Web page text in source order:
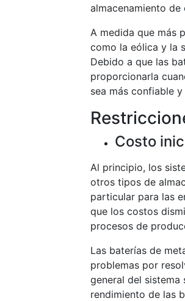
almacenamiento de
A medida que más
como la eólica y la
Debido a que las
proporcionarla
sea más confiable
Costo
Al principio, los
otros tipos de
particular para las
que los costos
procesos de
Las baterías de
problemas por
general del sistema
rendimiento de las